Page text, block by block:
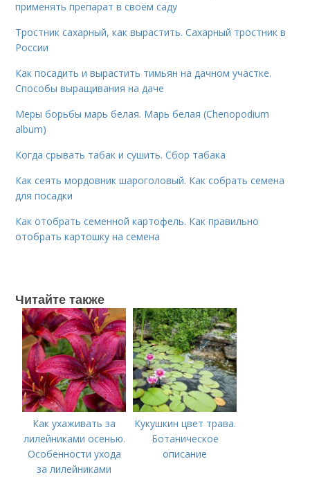
применять препарат в своём саду
Тростник сахарный, как вырастить. Сахарный тростник в
России
Как посадить и вырастить тимьян на дачном участке.
Способы выращивания на даче
Меры борьбы марь белая. Марь белая (Chenopodium
album)
Когда срывать табак и сушить. Сбор табака
Как сеять мордовник шароголовый. Как собрать семена
для посадки
Как отобрать семенной картофель. Как правильно
отобрать картошку на семена
Читайте также
Как ухаживать за
лилейниками осенью.
Особенности ухода
за лилейниками
Кукушкин цвет трава.
Ботаническое
описание